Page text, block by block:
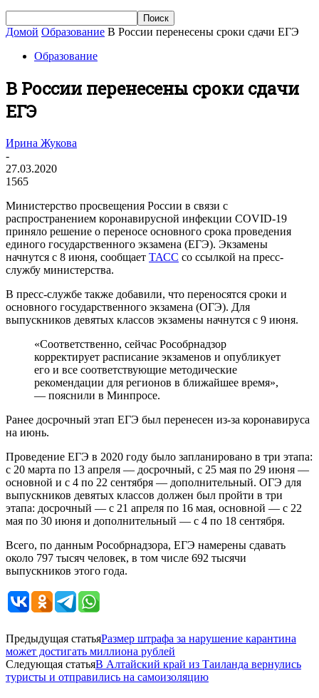
Домой Образование В России перенесены сроки сдачи ЕГЭ
Образование
В России перенесены сроки сдачи
ЕГЭ
Ирина Жукова
-
27.03.2020
1565
Министерство просвещения России в связи с
распространением коронавирусной инфекции COVID-19
приняло решение о переносе основного срока проведения
единого государственного экзамена (ЕГЭ). Экзамены
начнутся с 8 июня, сообщает ТАСС со ссылкой на пресс-
службу министерства.
В пресс-службе также добавили, что переносятся сроки и
основного государственного экзамена (ОГЭ). Для
выпускников девятых классов экзамены начнутся с 9 июня.
«Соответственно, сейчас Рособрнадзор
корректирует расписание экзаменов и опубликует
его и все соответствующие методические
рекомендации для регионов в ближайшее время»,
— пояснили в Минпросе.
Ранее досрочный этап ЕГЭ был перенесен из-за коронавируса
на июнь.
Проведение ЕГЭ в 2020 году было запланировано в три этапа:
с 20 марта по 13 апреля — досрочный, с 25 мая по 29 июня —
основной и с 4 по 22 сентября — дополнительный. ОГЭ для
выпускников девятых классов должен был пройти в три
этапа: досрочный — с 21 апреля по 16 мая, основной — с 22
мая по 30 июня и дополнительный — с 4 по 18 сентября.
Всего, по данным Рособрнадзора, ЕГЭ намерены сдавать
около 797 тысяч человек, в том числе 692 тысячи
выпускников этого года.
Предыдущая статьяРазмер штрафа за нарушение карантина
может достигать миллиона рублей
Следующая статьяВ Алтайский край из Таиланда вернулись
туристы и отправились на самоизоляцию